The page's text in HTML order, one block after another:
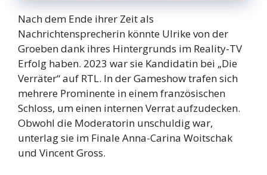
Nach dem Ende ihrer Zeit als
Nachrichtensprecherin könnte Ulrike von der
Groeben dank ihres Hintergrunds im Reality-TV
Erfolg haben. 2023 war sie Kandidatin bei „Die
Verräter“ auf RTL. In der Gameshow trafen sich
mehrere Prominente in einem französischen
Schloss, um einen internen Verrat aufzudecken.
Obwohl die Moderatorin unschuldig war,
unterlag sie im Finale Anna-Carina Woitschak
und Vincent Gross.